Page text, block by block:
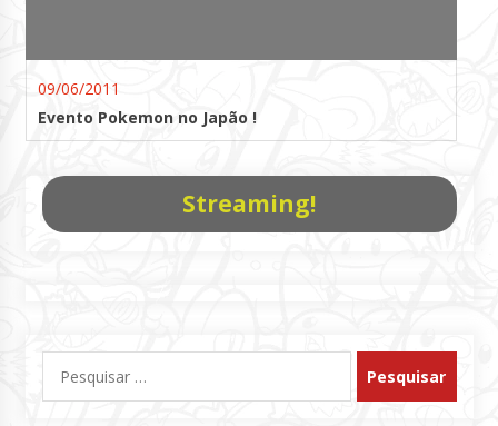
09/06/2011
Evento Pokemon no Japão !
Streaming!
por: